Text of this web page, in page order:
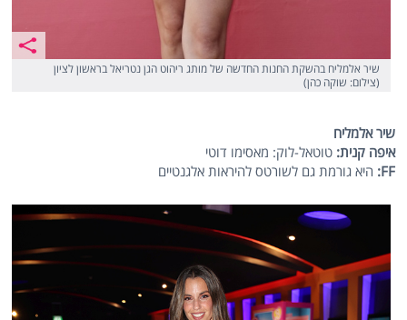
שיר אלמליח בהשקת החנות החדשה של מותג ריהוט הגן נטריאל בראשון לציון
(צילום: שוקה כהן)
שיר אלמליח
איפה קנית: טוטאל-לוק: מאסימו דוטי
FF
: היא גורמת גם לשורטס להיראות אלגנטיים